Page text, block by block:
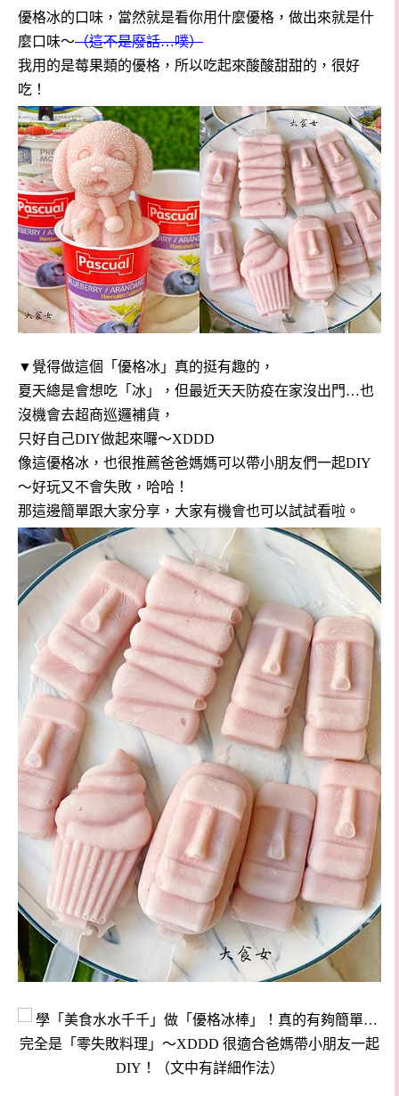
優格冰的口味，當然就是看你用什麼優格，做出來就是什
麼口味～（這不是廢話…噗）
我用的是莓果類的優格，所以吃起來酸酸甜甜的，很好
吃！
▼覺得做這個「優格冰」真的挺有趣的，
夏天總是會想吃「冰」，但最近天天防疫在家沒出門…也
沒機會去超商巡邏補貨，
只好自己DIY做起來囉～XDDD
像這優格冰，也很推薦爸爸媽媽可以帶小朋友們一起DIY
～好玩又不會失敗，哈哈！
那這邊簡單跟大家分享，大家有機會也可以試試看啦。